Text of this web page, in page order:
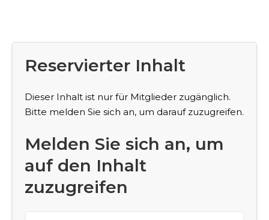
Reservierter Inhalt
Dieser Inhalt ist nur für Mitglieder zugänglich.
Bitte melden Sie sich an, um darauf zuzugreifen.
Melden Sie sich an, um
auf den Inhalt
zuzugreifen